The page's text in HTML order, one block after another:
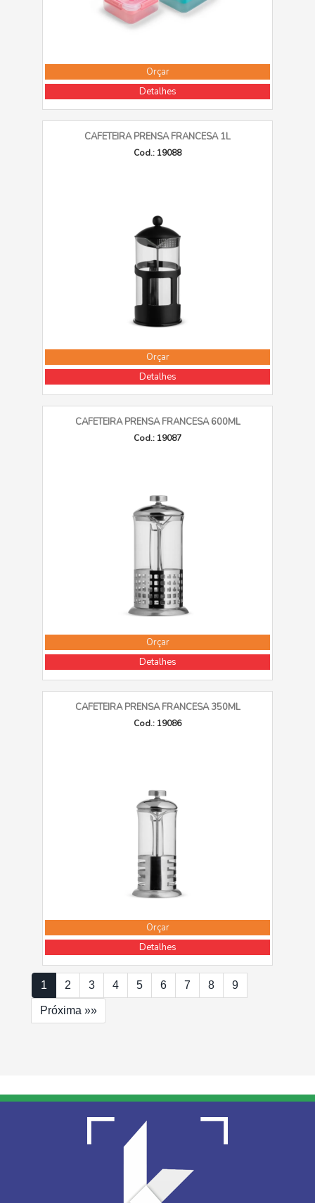
Orçar
Detalhes
CAFETEIRA PRENSA FRANCESA 1L
Cod.: 19088
Orçar
Detalhes
CAFETEIRA PRENSA FRANCESA 600ML
Cod.: 19087
Orçar
Detalhes
CAFETEIRA PRENSA FRANCESA 350ML
Cod.: 19086
Orçar
Detalhes
1 2 3 4 5 6 7 8 9
Próxima »»